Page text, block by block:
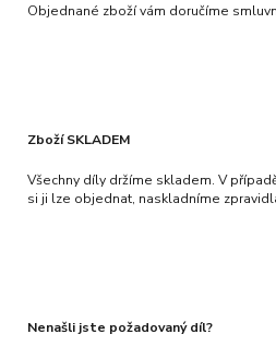
Objednané zboží vám doručíme
Zboží SKLADEM
Všechny díly držíme skladem. V
si ji lze objednat, naskladníme
Nenašli jste požadovaný díl?